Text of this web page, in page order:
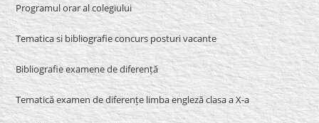
Programul orar al colegiului
Tematica si bibliografie concurs posturi vacante
Bibliografie examene de diferență
Tematică examen de diferențe limba engleză clasa a X-a